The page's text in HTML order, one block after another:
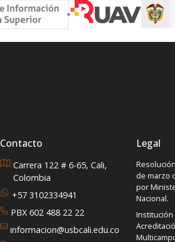
Contacto
Carrera 122 # 6-65, Cali,
Colombia
+57 3102334941
PBX 602 488 22 22
informacion@usbcali.edu.co
Legal
de marzo
por
Nacional.
Institución